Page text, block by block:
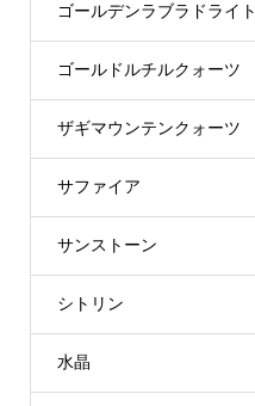
ゴールデンラブラドライト
ゴールドルチルクォーツ
ザギマウンテンクォーツ
サファイア
サンストーン
シトリン
水晶